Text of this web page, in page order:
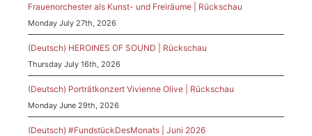
Frauenorchester als Kunst- und Freiräume | Rückschau
Monday July 27th, 2026
(Deutsch) HEROINES OF SOUND | Rückschau
Thursday July 16th, 2026
(Deutsch) Porträtkonzert Vivienne Olive | Rückschau
Monday June 29th, 2026
(Deutsch) #FundstückDesMonats | Juni 2026